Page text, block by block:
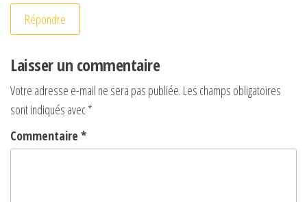
Répondre
Laisser un commentaire
Votre adresse e-mail ne sera pas publiée. Les champs obligatoires
sont indiqués avec*
Commentaire *